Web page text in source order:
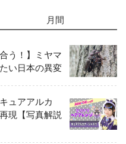
月間
う！】ミヤマ
い日本の異変
ュアアルカ
現【写真解説